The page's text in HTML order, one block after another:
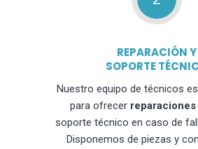
REPARACIÓN Y
SOPORTE
Nuestro equipo de técnicos
para ofrecer
soporte técnico en caso de
Disponemos de piezas y